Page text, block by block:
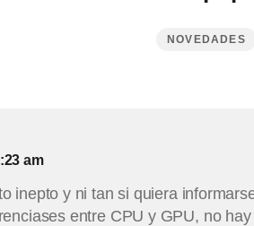
NOVEDADES
am
inepto y ni tan si quiera
entre CPU y GPU, no